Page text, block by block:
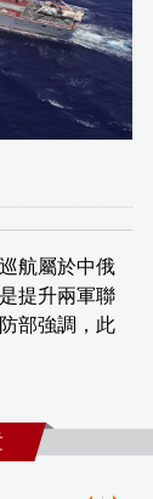
航屬於中俄
提升兩軍聯
部強調，此